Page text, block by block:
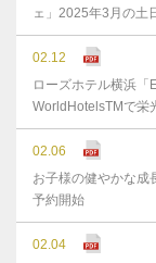
ェ」2025年3月の土
02.12
ローズホテル横浜「
WorldHotelsTMで栄
02.06
お子様の健やかな
予約開始
02.04